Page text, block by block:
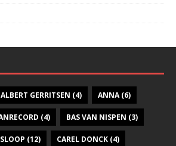
ALBERT GERRITSEN (4) ANNA(6)
(4) BAS VAN NISPEN (3)
(12) CAREL DONCK (4)